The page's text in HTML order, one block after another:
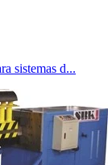
sistemas d...